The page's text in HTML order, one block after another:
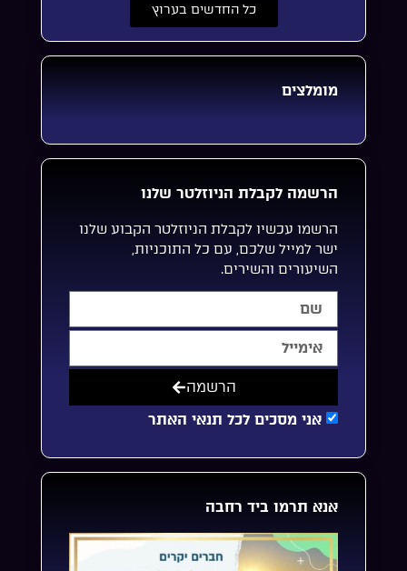
כל החדשים בערוץ
מומלצים
הרשמה לקבלת הניוזלטר שלנו
הרשמו עכשיו לקבלת הניוזלטר הקבוע שלנו
ישר למייל שלכם, עם כל התוכניות,
השיעורים והשירים.
אני מסכים לכל תנאי האתר
הרשמה
אנא תרמו ביד רחבה